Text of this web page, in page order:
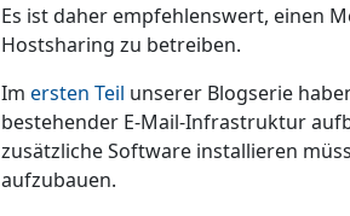
Es ist daher empfehlenswert, einen
Hostsharing zu betreiben.
Im ersten Teil unserer Blogserie
bestehender E-Mail-Infrastruktur
zusätzliche Software installieren
aufzubauen.